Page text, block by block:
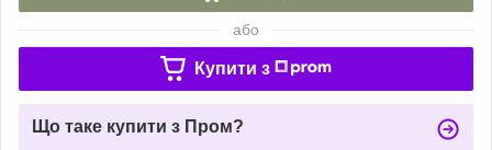
або
Купити з
Що таке купити з Пром?